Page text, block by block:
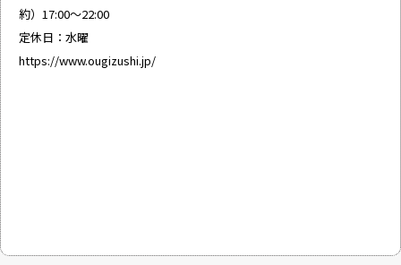
約）17:00～22:00
定休日：水曜
https://www.ougizushi.jp/